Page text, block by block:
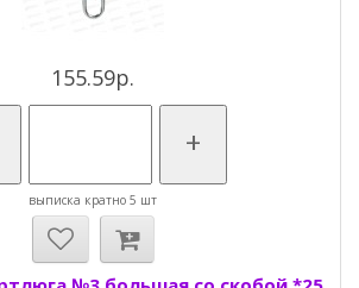
155.59р.
+
выписка кратно 5 шт